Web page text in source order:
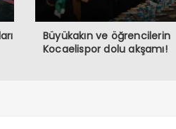
Büyükakın ve öğrencilerin
Kocaelispor dolu akşamı!